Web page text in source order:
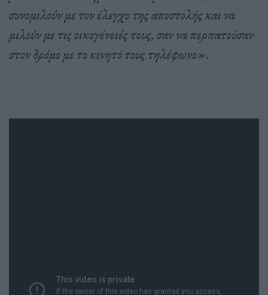
συνομιλούν με τον έλεγχο της αποστολής και να
μιλούν με τις οικογένειές τους, σαν να περπατούσαν
στον δρόμο με το κινητό τους τηλέφωνο».